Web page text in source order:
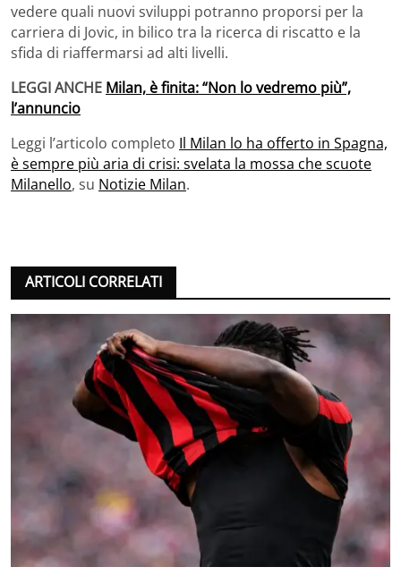
vedere quali nuovi sviluppi potranno proporsi per la
carriera di Jovic, in bilico tra la ricerca di riscatto e la
sfida di riaffermarsi ad alti livelli.
LEGGI ANCHE Milan, è finita: “Non lo vedremo più”,
l’annuncio
Leggi l’articolo completo Il Milan lo ha offerto in Spagna,
è sempre più aria di crisi: svelata la mossa che scuote
Milanello, su Notizie Milan.
ARTICOLI CORRELATI